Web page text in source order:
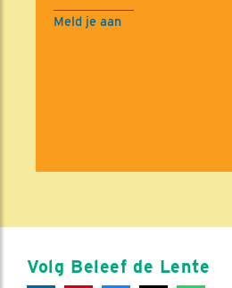
Meld je aan
Volg Beleef de Lente